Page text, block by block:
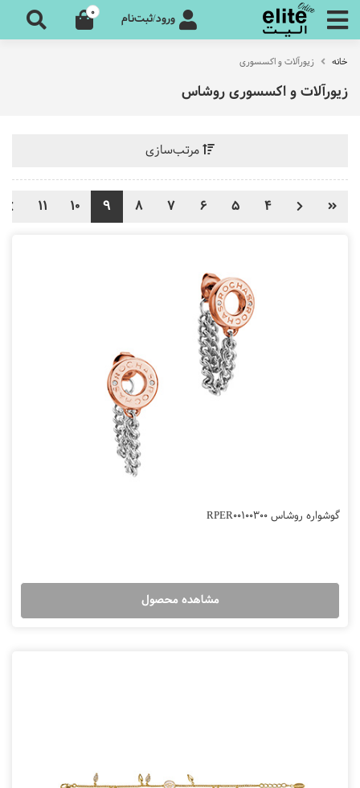
ورود/ثبت‌نام 0
خانه زیورآلات و اکسسوری
زیورآلات و اکسسوری روشاس
مرتب‌سازی
4
5
6
7
8
9
10
11
گوشواره روشاس RPER00100300
مشاهده محصول